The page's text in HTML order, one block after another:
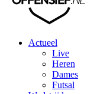
Actueel
Live
Heren
Dames
Futsal